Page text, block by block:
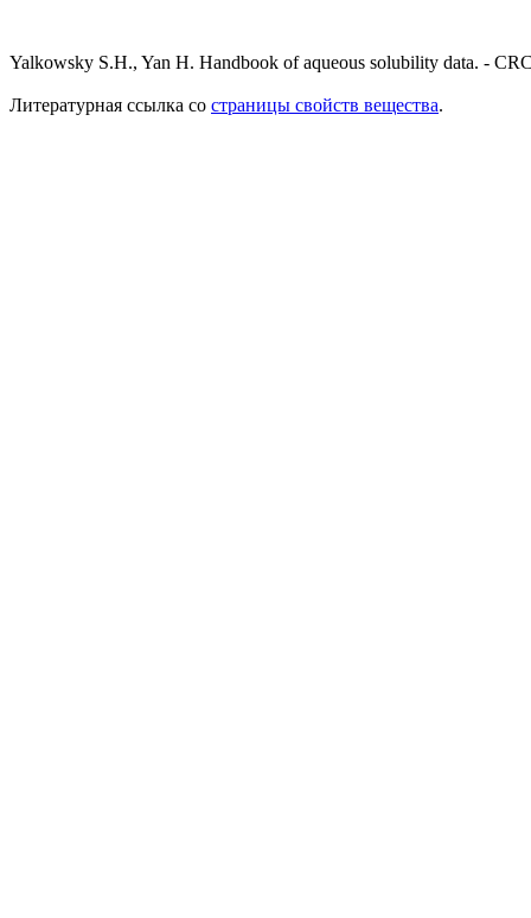
Yalkowsky S.H., Yan H. Handbook of aqueous solubility data. -
Литературная ссылка со страницы свойств вещества.